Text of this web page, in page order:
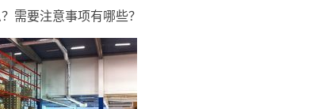
需要注意事项有哪些？